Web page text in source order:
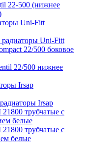
22-500 (нижнее
Uni-Fitt
Uni-Fitt
22/500 боковое
22/500 нижнее
Irsap
Irsap
трубчатые с
белые
трубчатые с
белые